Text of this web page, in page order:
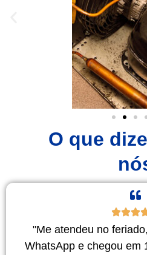
O que
"Me atendeu no
WhatsApp e chegou em